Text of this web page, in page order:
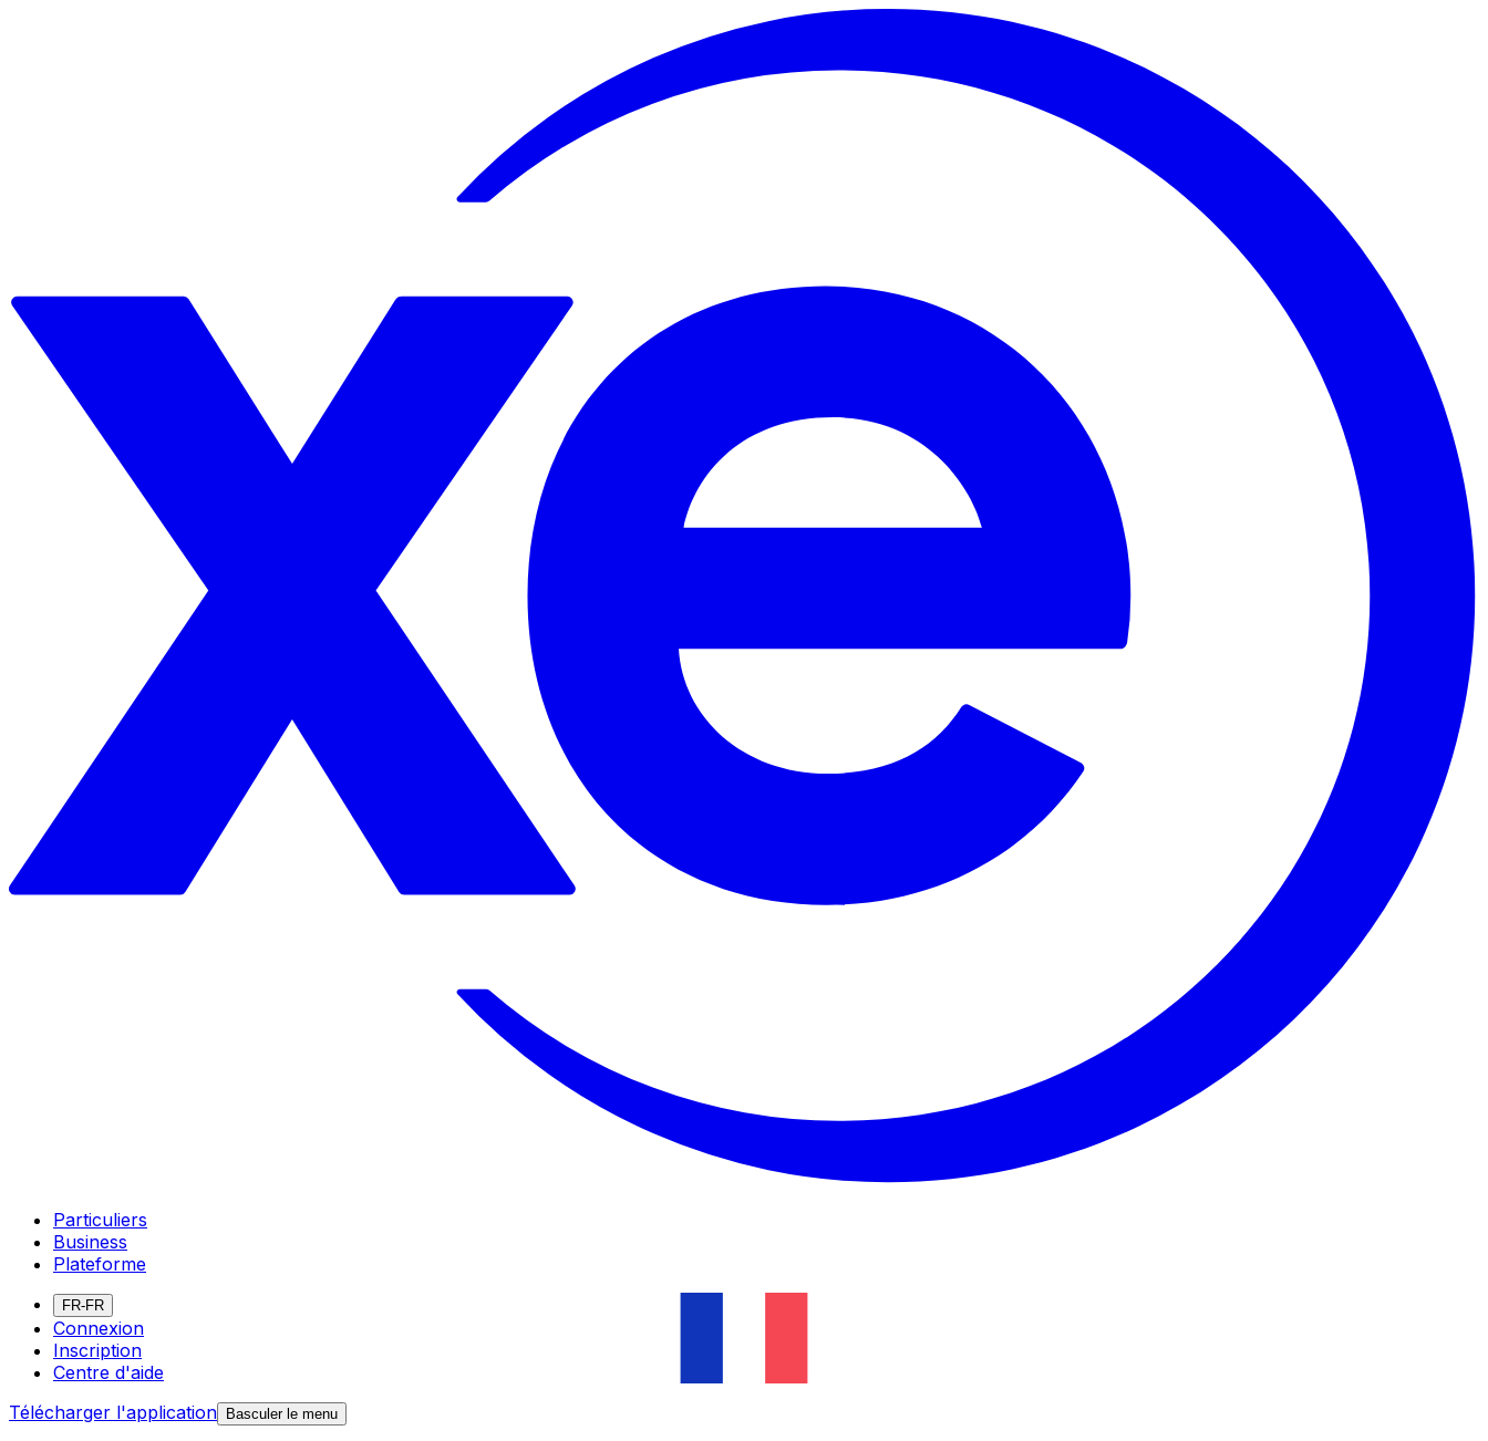
Particuliers
Business
Plateforme
FR-FR
Connexion
Inscription
Centre d'aide
Télécharger l'application Basculer le menu